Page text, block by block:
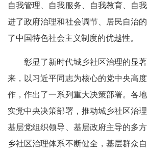
自我管理、自我服务、自我教育、自
进了政府治理和社会调节、居民自治
了中国特色社会主义制度的优越性。
彰显了新时代城乡社区治理的显
来，以习近平同志为核心的党中央高
作，作出了一系列重大决策部署。各
实党中央决策部署，推动城乡社区治
基层党组织领导、基层政府主导的多
乡社区治理体系不断健全，基层群众